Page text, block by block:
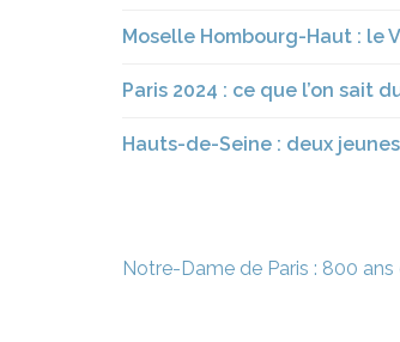
Moselle Hombourg-Haut : le
Paris 2024 : ce que l’on sait
Hauts-de-Seine : deux
Navigation
Notre-Dame de Paris : 800 ans